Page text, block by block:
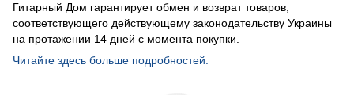
Гитарный Дом гарантирует обмен и возврат товаров,
соответствующего действующему законодательству Украины
на протажении 14 дней с момента покупки.
Читайте здесь больше подробностей.